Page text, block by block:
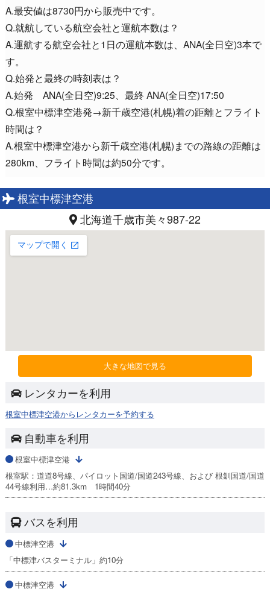
A.最安値は8730円から販売中です。
Q.就航している航空会社と運航本数は？
A.運航する航空会社と1日の運航本数は、ANA(全日空)3本で
す。
Q.始発と最終の時刻表は？
A.始発 ANA(全日空)9:25、最終 ANA(全日空)17:50
Q.根室中標津空港発→新千歳空港(札幌)着の距離とフライト
時間は？
A.根室中標津空港から新千歳空港(札幌)までの路線の距離は
280km、フライト時間は約50分です。
根室中標津空港
北海道千歳市美々987-22
大きな地図で見る
レンタカーを利用
根室中標津空港からレンタカーを予約する
自動車を利用
根室中標津空港
根室駅：道道8号線、パイロット国道/国道243号線、および 根釧国道/国道
44号線利用…約81.3km 1時間40分
バスを利用
中標津空港
「中標津バスターミナル」約10分
中標津空港